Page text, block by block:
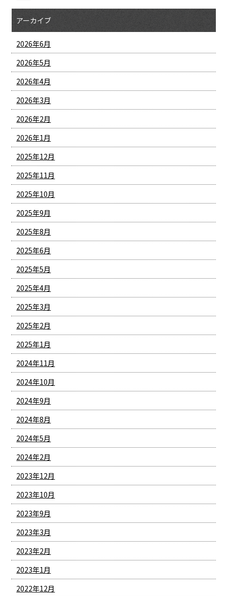
アーカイブ
2026年6月
2026年5月
2026年4月
2026年3月
2026年2月
2026年1月
2025年12月
2025年11月
2025年10月
2025年9月
2025年8月
2025年6月
2025年5月
2025年4月
2025年3月
2025年2月
2025年1月
2024年11月
2024年10月
2024年9月
2024年8月
2024年5月
2024年2月
2023年12月
2023年10月
2023年9月
2023年3月
2023年2月
2023年1月
2022年12月